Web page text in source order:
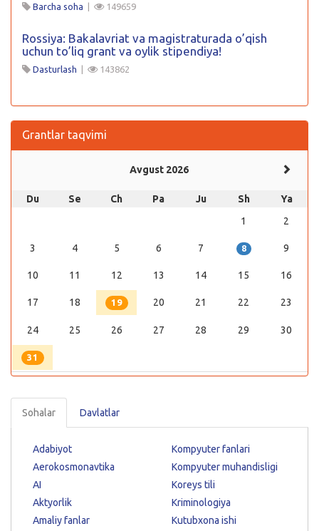
Barcha soha | 149659
Rossiya: Bakalavriat va magistraturada o’qish
uchun to’liq grant va oylik stipendiya!
Dasturlash | 143862
Grantlar taqvimi
Avgust 2026
Du Se Ch Pa Ju Sh
Ya
1
2
3 4 5 6 7 8 9
10 11 12 13 14 15 16
17 18 19 20 21 22 23
24 25 26 27 28 29 30
31
Sohalar Davlatlar
Adabiyot
Aerokosmonavtika
AI
Aktyorlik
Amaliy fanlar
Kompyuter fanlari
Kompyuter muhandisligi
Koreys tili
Kriminologiya
Kutubxona ishi